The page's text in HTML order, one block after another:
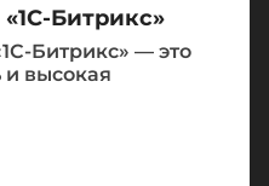
Битрикс»
Битрикс» — это
и высокая